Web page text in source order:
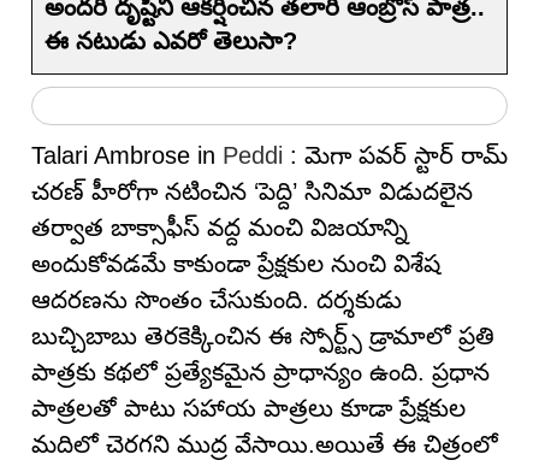
అందరి దృష్టిని ఆకర్షించిన తలారి ఆంబ్రోస్ పాత్ర..
ఈ నటుడు ఎవరో తెలుసా?
Talari Ambrose in Peddi : మెగా పవర్ స్టార్ రామ్
చరణ్ హీరోగా నటించిన ‘పెద్ది’ సినిమా విడుదలైన
తర్వాత బాక్సాఫీస్ వద్ద మంచి విజయాన్ని
అందుకోవడమే కాకుండా ప్రేక్షకుల నుంచి విశేష
ఆదరణను సొంతం చేసుకుంది. దర్శకుడు
బుచ్చిబాబు తెరకెక్కించిన ఈ స్పోర్ట్స్ డ్రామాలో ప్రతి
పాత్రకు కథలో ప్రత్యేకమైన ప్రాధాన్యం ఉంది. ప్రధాన
పాత్రలతో పాటు సహాయ పాత్రలు కూడా ప్రేక్షకుల
మదిలో చెరగని ముద్ర వేసాయి.అయితే ఈ చిత్రంలో